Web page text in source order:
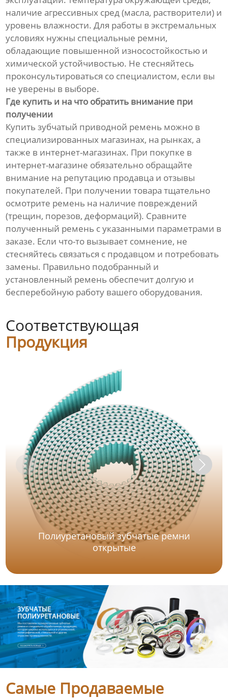
наличие агрессивных сред (масла, растворители) и
уровень влажности. Для работы в экстремальных
условиях нужны специальные ремни,
обладающие повышенной износостойкостью и
химической устойчивостью. Не стесняйтесь
проконсультироваться со специалистом, если вы
не уверены в выборе.
Где купить и на что обратить внимание при
получении
Купить зубчатый приводной ремень можно в
специализированных магазинах, на рынках, а
также в интернет-магазинах. При покупке в
интернет-магазине обязательно обращайте
внимание на репутацию продавца и отзывы
покупателей. При получении товара тщательно
осмотрите ремень на наличие повреждений
(трещин, порезов, деформаций). Сравните
полученный ремень с указанными параметрами в
заказе. Если что-то вызывает сомнение, не
стесняйтесь связаться с продавцом и потребовать
замены. Правильно подобранный и
установленный ремень обеспечит долгую и
бесперебойную работу вашего оборудования.
Соответствующая
Продукция
Полиуретановый зубчатые ремни
открытые
Самые Продаваемые